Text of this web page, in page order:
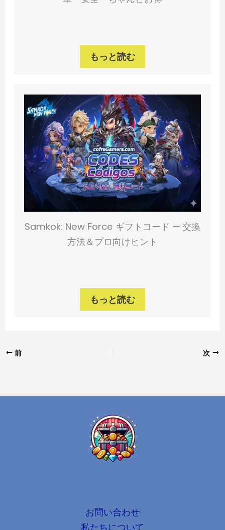
もっと読む
Samkok: New Force ギフトコード — 交換
方法＆プロ向けヒント
もっと読む
前 次
お問い合わせ
私たちについて